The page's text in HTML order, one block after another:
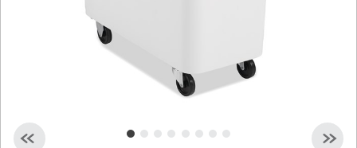
台湾（中国語）